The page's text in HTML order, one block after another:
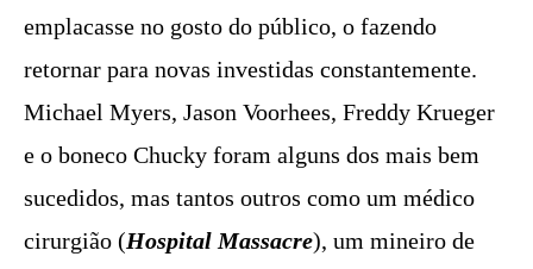
emplacasse no gosto do público, o fazendo
retornar para novas investidas constantemente.
Michael Myers, Jason Voorhees, Freddy Krueger
e o boneco Chucky foram alguns dos mais bem
sucedidos, mas tantos outros como um médico
cirurgião (Hospital Massacre), um mineiro de